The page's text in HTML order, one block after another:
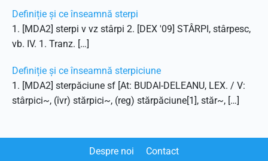
Definiție și ce înseamnă sterpi
1. [MDA2] sterpi v vz stârpi 2. [DEX '09] STÂRPI, stârpesc,
vb. IV. 1. Tranz. […]
Definiție și ce înseamnă sterpiciune
1. [MDA2] sterpăciune sf [At: BUDAI-DELEANU, LEX. / V:
stârpici~, (îvr) stărpici~, (reg) stărpăciune[1], stăr~, […]
Despre noi
Contact